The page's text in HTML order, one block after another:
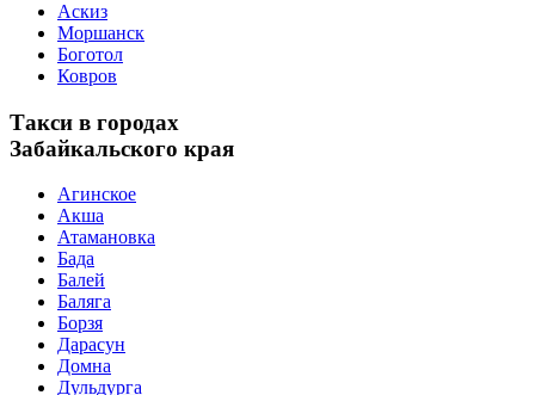
Аскиз
Моршанск
Боготол
Ковров
Такси в городах
Забайкальского края
Агинское
Акша
Атамановка
Бада
Балей
Баляга
Борзя
Дарасун
Домна
Дульдурга